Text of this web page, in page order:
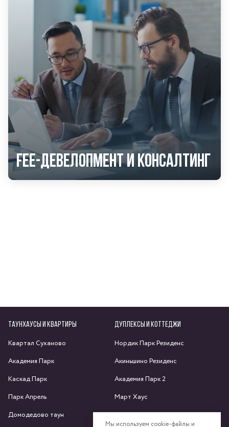
Мы используем cookie-файлы и
Fee-девелопмент и консалтинг
ТАУНХАУСЫ И КВАРТИРЫ
Квартал Суханово
Академия Парк
Каскад Парк
Парк Апрель
Домодедово таун
ДУПЛЕКСЫ И КОТТЕДЖИ
Нордик Парк Резиденс
Акиньшино Резиденс
Академия Парк 2
Март Хаус
Яхрома парк